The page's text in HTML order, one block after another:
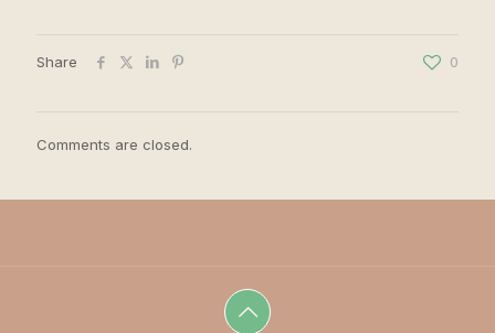
Share 0
Comments are closed.